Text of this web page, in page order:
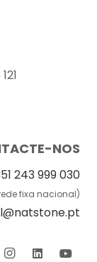
NOS
243 999 030
fixa nacional)